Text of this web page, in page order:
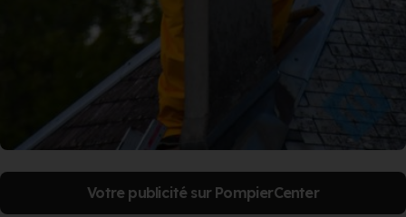
Votre publicité sur PompierCenter